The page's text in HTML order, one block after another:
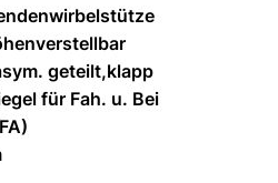
geteilt,klapp
für Fah. u. Bei